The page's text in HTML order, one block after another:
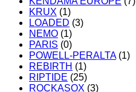
KRUX (1)
LOADED (3)
NEMO (1)
PARIS (0)
POWELL-PERALTA (1)
REBIRTH (1)
RIPTIDE (25)
ROCKASOX (3)